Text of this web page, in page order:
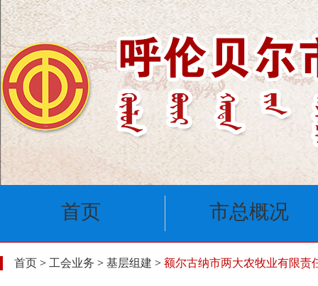
首页 市总概况
首页 > 工会业务 > 基层组建 > 额尔古纳市两大农牧业有限责